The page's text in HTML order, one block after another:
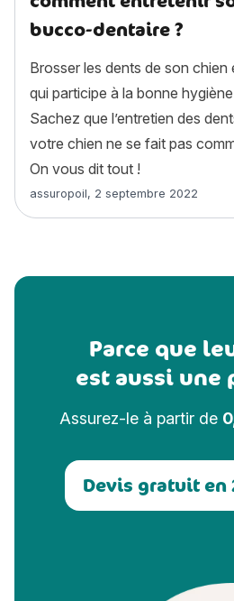
bucco-dentaire ?
Brosser les dents de son chien
qui participe à la bonne
Sachez que l’entretien des
votre chien ne se fait pas
On vous dit tout !
Article rédigé par
assuropoil, 2 septembre 2022
Parce que
est aussi une
Assurez-le à partir de
Devis gratuit en